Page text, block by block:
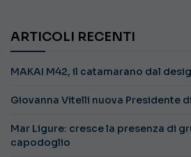
ARTICOLI RECENTI
MAKAI M42, il catamarano dal
Giovanna Vitelli nuova Presidente
Mar Ligure: cresce la presenza di
capodoglio